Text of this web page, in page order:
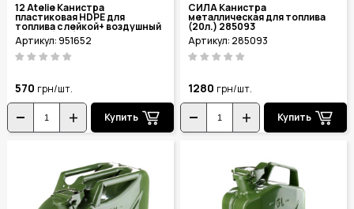
12 Atelie Канистра
пластиковая HDPE для
топлива с лейкой+ воздушный
клапан (10л.) 951652
Артикул: 951652
570 грн/шт.
Купить
СИЛА Канистра
металлическая для топлива
(20л.) 285093
Артикул: 285093
1280 грн/шт.
Купить